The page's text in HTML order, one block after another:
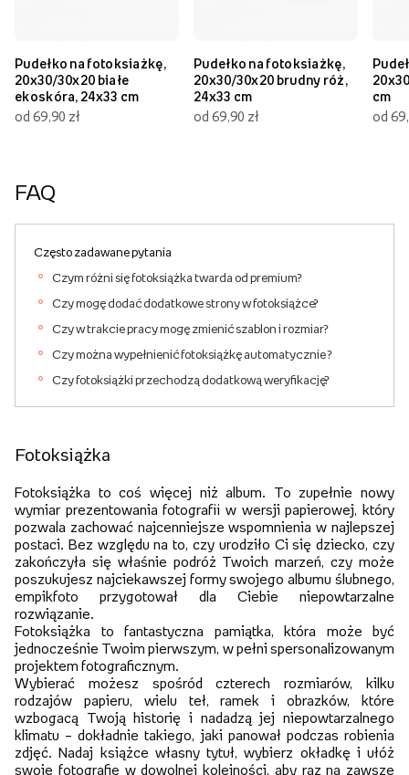
Pudełko na fotoksiażkę,
20x30/30x20 białe
ekoskóra, 24x33 cm
od 69,90 zł
Pudełko na fotoksiażkę,
20x30/30x20 brudny róż,
24x33 cm
od 69,90 zł
cm
od
FAQ
Często zadawane pytania
Czym różni się fotoksiążka twarda od premium?
Czy mogę dodać dodatkowe strony w fotoksiążce?
Czy w trakcie pracy mogę zmienić szablon i rozmiar?
Czy można wypełnienić fotoksiążkę automatycznie ?
Czy fotoksiążki przechodzą dodatkową weryfikację?
Fotoksiążka
Fotoksiążka to coś więcej niż album. To zupełnie nowy
wymiar prezentowania fotografii w wersji papierowej, który
pozwala zachować najcenniejsze wspomnienia w najlepszej
postaci. Bez względu na to, czy urodziło Ci się dziecko, czy
zakończyła się właśnie podróż Twoich marzeń, czy może
poszukujesz najciekawszej formy swojego albumu ślubnego,
empikfoto przygotował dla Ciebie niepowtarzalne
rozwiązanie.
Fotoksiążka to fantastyczna pamiątka, która może być
jednocześnie Twoim pierwszym, w pełni spersonalizowanym
projektem fotograficznym.
Wybierać możesz spośród czterech rozmiarów, kilku
rodzajów papieru, wielu teł, ramek i obrazków, które
wzbogacą Twoją historię i nadadzą jej niepowtarzalnego
klimatu – dokładnie takiego, jaki panował podczas robienia
zdjęć. Nadaj książce własny tytuł, wybierz okładkę i ułóż
swoje fotografie w dowolnej kolejności, aby raz na zawsze